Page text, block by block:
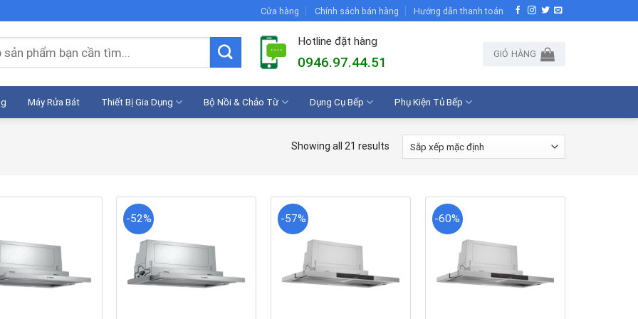
Cửa hàng Chính sách bán hàng Hướng dẫn thanh toán
Hotline đặt hàng
0946.97.44.51
GIỎ HÀNG
Máy Rửa Bát Thiết Bị Gia Dụng Bộ Nồi & Chảo Từ Dụng Cụ Bếp Phụ Kiện Tủ Bếp
Showing all 21 results
-52% -57% -60%